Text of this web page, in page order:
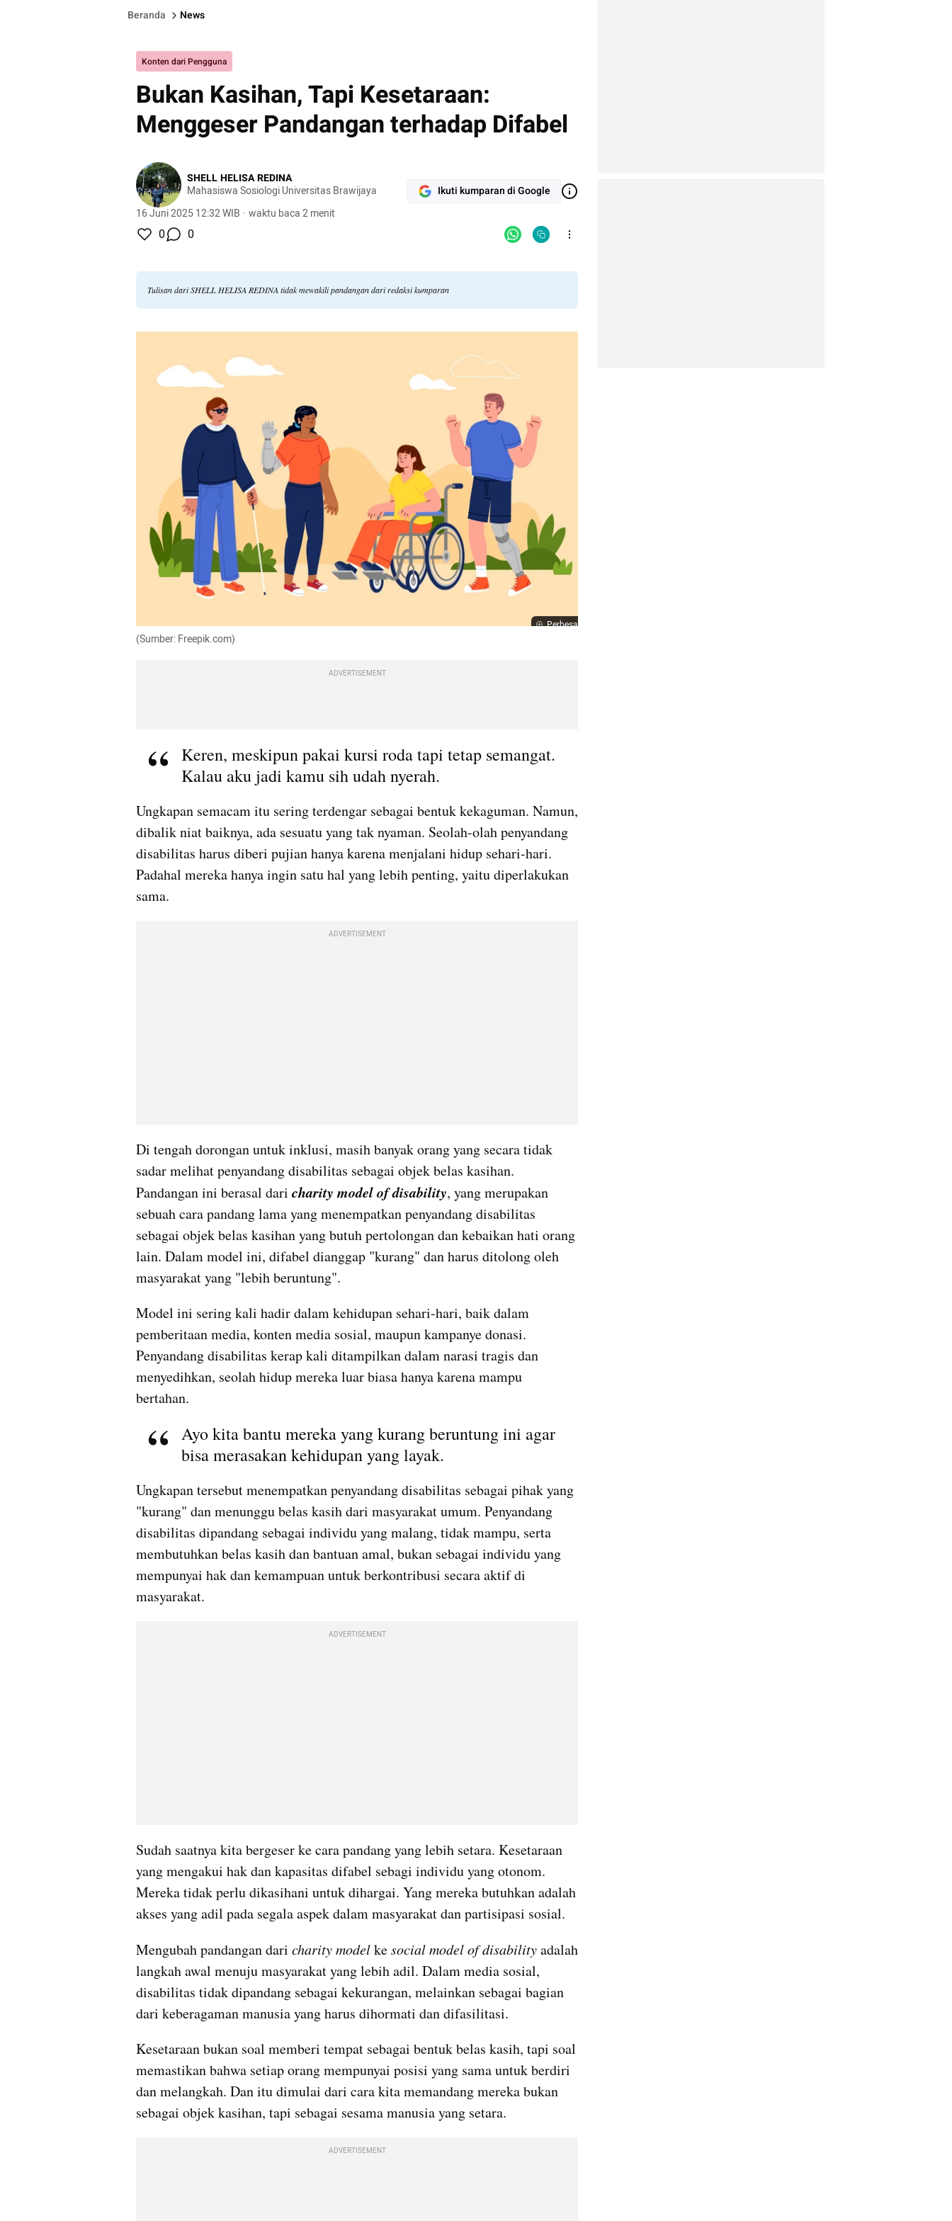
Beranda News
Konten dari Pengguna
Bukan Kasihan, Tapi Kesetaraan:
Menggeser Pandangan terhadap Difabel
SHELL HELISA REDINA
Mahasiswa Sosiologi Universitas Brawijaya
16 Juni 2025 12:32 WIB · waktu baca 2 menit
Ikuti kumparan di Google
0 0
Tulisan dari SHELL HELISA REDINA tidak mewakili pandangan dari redaksi kumparan
Perbesar
(Sumber: Freepik.com)
ADVERTISEMENT
Keren, meskipun pakai kursi roda tapi tetap semangat.
Kalau aku jadi kamu sih udah nyerah.
Ungkapan semacam itu sering terdengar sebagai bentuk kekaguman. Namun,
dibalik niat baiknya, ada sesuatu yang tak nyaman. Seolah-olah penyandang
disabilitas harus diberi pujian hanya karena menjalani hidup sehari-hari.
Padahal mereka hanya ingin satu hal yang lebih penting, yaitu diperlakukan
sama.
ADVERTISEMENT
Di tengah dorongan untuk inklusi, masih banyak orang yang secara tidak
sadar melihat penyandang disabilitas sebagai objek belas kasihan.
Pandangan ini berasal dari charity model of disability, yang merupakan
sebuah cara pandang lama yang menempatkan penyandang disabilitas
sebagai objek belas kasihan yang butuh pertolongan dan kebaikan hati orang
lain. Dalam model ini, difabel dianggap "kurang" dan harus ditolong oleh
masyarakat yang "lebih beruntung".
Model ini sering kali hadir dalam kehidupan sehari-hari, baik dalam
pemberitaan media, konten media sosial, maupun kampanye donasi.
Penyandang disabilitas kerap kali ditampilkan dalam narasi tragis dan
menyedihkan, seolah hidup mereka luar biasa hanya karena mampu
bertahan.
Ayo kita bantu mereka yang kurang beruntung ini agar
bisa merasakan kehidupan yang layak.
Ungkapan tersebut menempatkan penyandang disabilitas sebagai pihak yang
"kurang" dan menunggu belas kasih dari masyarakat umum. Penyandang
disabilitas dipandang sebagai individu yang malang, tidak mampu, serta
membutuhkan belas kasih dan bantuan amal, bukan sebagai individu yang
mempunyai hak dan kemampuan untuk berkontribusi secara aktif di
masyarakat.
ADVERTISEMENT
Sudah saatnya kita bergeser ke cara pandang yang lebih setara. Kesetaraan
yang mengakui hak dan kapasitas difabel sebagi individu yang otonom.
Mereka tidak perlu dikasihani untuk dihargai. Yang mereka butuhkan adalah
akses yang adil pada segala aspek dalam masyarakat dan partisipasi sosial.
Mengubah pandangan dari charity model ke social model of disability adalah
langkah awal menuju masyarakat yang lebih adil. Dalam media sosial,
disabilitas tidak dipandang sebagai kekurangan, melainkan sebagai bagian
dari keberagaman manusia yang harus dihormati dan difasilitasi.
Kesetaraan bukan soal memberi tempat sebagai bentuk belas kasih, tapi soal
memastikan bahwa setiap orang mempunyai posisi yang sama untuk berdiri
dan melangkah. Dan itu dimulai dari cara kita memandang mereka bukan
sebagai objek kasihan, tapi sebagai sesama manusia yang setara.
ADVERTISEMENT